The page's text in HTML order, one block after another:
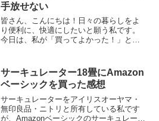
手放せない
皆さん、こんにちは！日々の暮らしをよ
り便利に、快適にしたいと願う私です。
今日は、私が「買ってよかった！」と心
SML-200です！「ハサミなんてどれも同
じでしょ？」と...
サーキュレーター18畳にAmazon
ベーシックを買った感想
サーキュレーターをアイリスオーヤマ・
無印良品・ニトリと所有している私です
が、Amazonベーシックのサーキュレータ